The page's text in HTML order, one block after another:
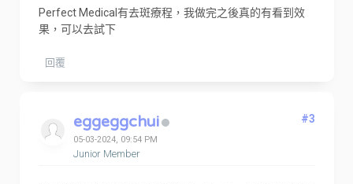
Perfect Medical有去斑療程，我做完之後真的有看到效
果，可以去試下
回覆
eggeggchui
05-03-2024, 09:54 PM
Junior Member
#3